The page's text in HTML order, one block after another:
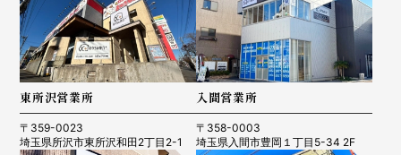
東所沢営業所
〒359-0023
埼玉県所沢市東所沢和田2丁目2-1
入間営業所
〒358-0003
埼玉県入間市豊岡１丁目5-34 2F